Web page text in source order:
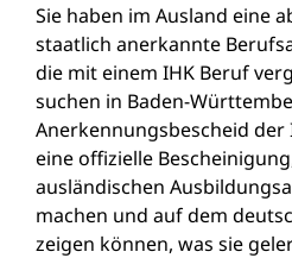
Sie haben im Ausland eine
staatlich anerkannte
die mit einem IHK Beruf
suchen in Baden-
Anerkennungsbescheid der
eine offizielle
ausländischen
machen und auf dem
zeigen können, was sie